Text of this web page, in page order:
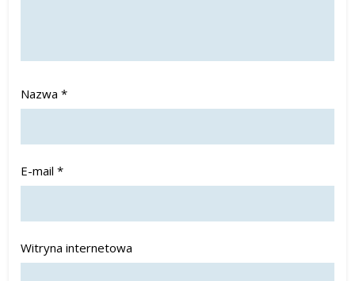
Nazwa*
E-mail*
Witryna internetowa